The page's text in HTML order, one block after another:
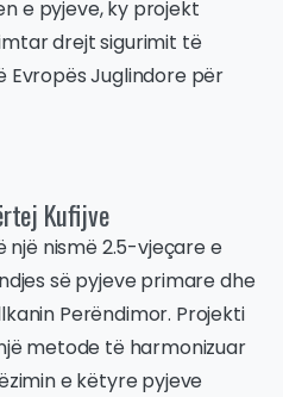
e pyjeve, ky projekt
drejt sigurimit të
Evropës Juglindore për
Kufijve
një nismë 2.5-vjeçare e
së pyjeve primare dhe
Perëndimor. Projekti
metode të harmonizuar
e këtyre pyjeve